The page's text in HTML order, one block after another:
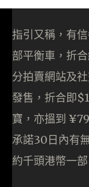
指引又稱，有
部平衡車，折
分拍賣網站及
發售，折合即
寶，亦搵到
承諾30日內有
約千頭港幣一